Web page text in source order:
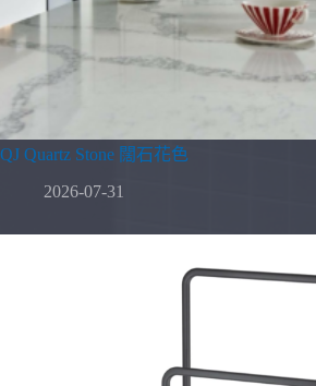
QJ Quartz Stone 闊石花色
2026-07-31